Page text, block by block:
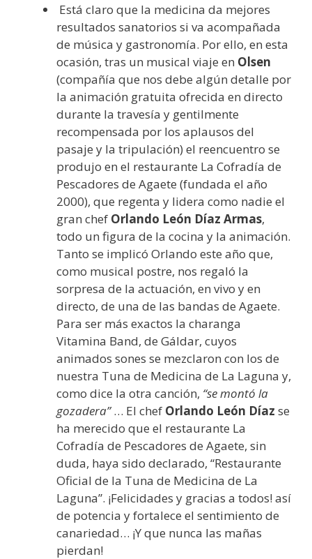
Está claro que la medicina da mejores
resultados sanatorios si va acompañada
de música y gastronomía. Por ello, en esta
ocasión, tras un musical viaje en Olsen
(compañía que nos debe algún detalle por
la animación gratuita ofrecida en directo
durante la travesía y gentilmente
recompensada por los aplausos del
pasaje y la tripulación) el reencuentro se
produjo en el restaurante La Cofradía de
Pescadores de Agaete (fundada el año
2000), que regenta y lidera como nadie el
gran chef Orlando León Díaz Armas,
todo un figura de la cocina y la animación.
Tanto se implicó Orlando este año que,
como musical postre, nos regaló la
sorpresa de la actuación, en vivo y en
directo, de una de las bandas de Agaete.
Para ser más exactos la charanga
Vitamina Band, de Gáldar, cuyos
animados sones se mezclaron con los de
nuestra Tuna de Medicina de La Laguna y,
como dice la otra canción, “se montó la
gozadera”… El chef Orlando León Díaz se
ha merecido que el restaurante La
Cofradía de Pescadores de Agaete, sin
duda, haya sido declarado, “Restaurante
Oficial de la Tuna de Medicina de La
Laguna”. ¡Felicidades y gracias a todos! así
de potencia y fortalece el sentimiento de
canariedad… ¡Y que nunca las mañas
pierdan!